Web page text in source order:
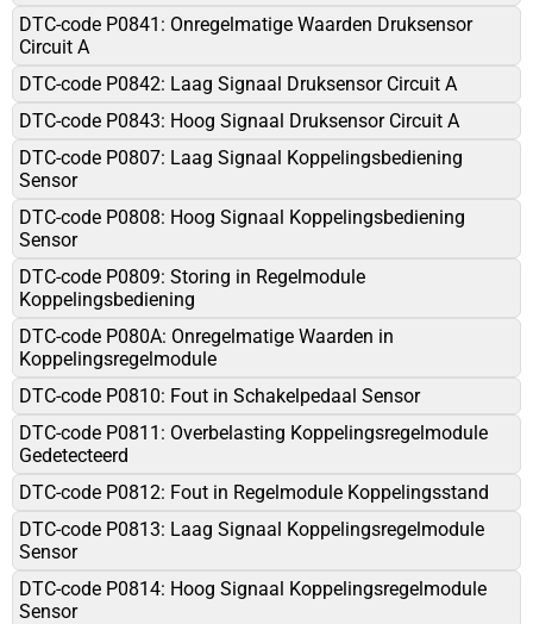
DTC-code P0841: Onregelmatige Waarden Druksensor
Circuit A
DTC-code P0842: Laag Signaal Druksensor Circuit A
DTC-code P0843: Hoog Signaal Druksensor Circuit A
DTC-code P0807: Laag Signaal Koppelingsbediening
Sensor
DTC-code P0808: Hoog Signaal Koppelingsbediening
Sensor
DTC-code P0809: Storing in Regelmodule
Koppelingsbediening
DTC-code P080A: Onregelmatige Waarden in
Koppelingsregelmodule
DTC-code P0810: Fout in Schakelpedaal Sensor
DTC-code P0811: Overbelasting Koppelingsregelmodule
Gedetecteerd
DTC-code P0812: Fout in Regelmodule Koppelingsstand
DTC-code P0813: Laag Signaal Koppelingsregelmodule
Sensor
DTC-code P0814: Hoog Signaal Koppelingsregelmodule
Sensor